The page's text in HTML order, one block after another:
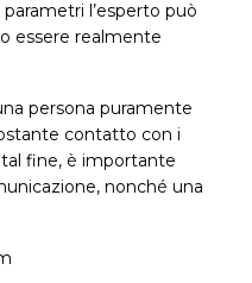
l’esperto può
essere realmente
persona puramente
contatto con i
fine, è importante
nonché una